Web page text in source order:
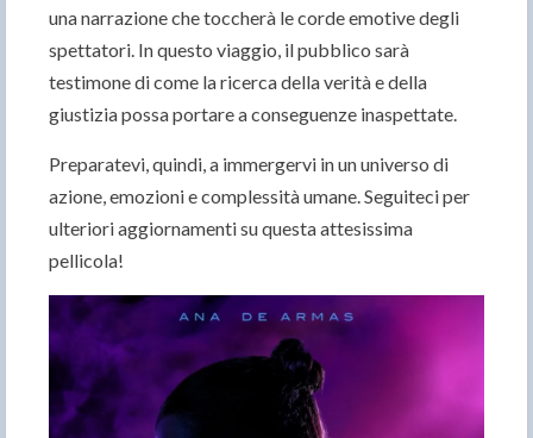
una narrazione che toccherà le corde emotive degli
spettatori. In questo viaggio, il pubblico sarà
testimone di come la ricerca della verità e della
giustizia possa portare a conseguenze inaspettate.
Preparatevi, quindi, a immergervi in un universo di
azione, emozioni e complessità umane. Seguiteci per
ulteriori aggiornamenti su questa attesissima
pellicola!